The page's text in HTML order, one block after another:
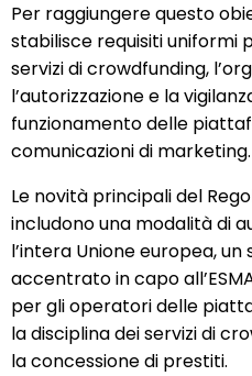
Per raggiungere questo
stabilisce requisiti uniformi
servizi di crowdfunding,
l’autorizzazione e la
funzionamento delle
comunicazioni di marketing.
Le novità principali del
includono una modalità di
l’intera Unione europea, un
accentrato in capo
per gli operatori delle
la disciplina dei servizi di
la concessione di prestiti.